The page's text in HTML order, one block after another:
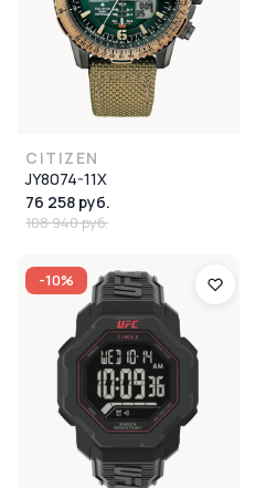
CITIZEN
JY8074-11X
76 258 руб.
108 940 руб.
-10%